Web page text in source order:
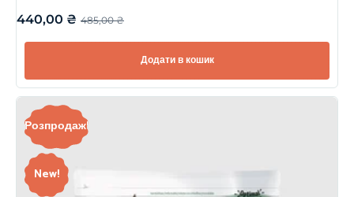
485,00₴
440,00 ₴
Додати в кошик
New!
Розпродаж!